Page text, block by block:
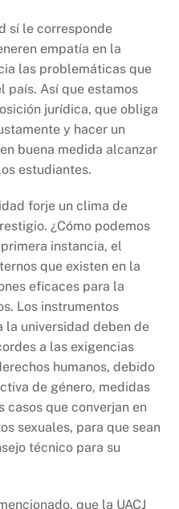
sí le corresponde
empatía en la
las problemáticas que
país. Así que estamos
jurídica, que obliga
y hacer un
buena medida alcanzar
estudiantes.
forje un clima de
¿Cómo podemos
instancia, el
que existen en la
eficaces para la
Los instrumentos
la universidad deben de
a las exigencias
humanos, debido
de género, medidas
que converjan en
sexuales, para que sean
técnico para su
que la UACJ